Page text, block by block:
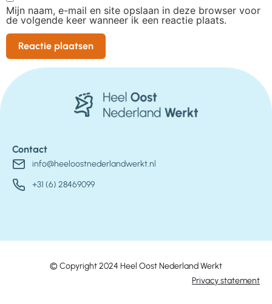
Mijn naam, e-mail en site opslaan in deze browser voor
de volgende keer wanneer ik een reactie plaats.
Contact
info@heeloostnederlandwerkt.nl
+31 (6) 28469099
© Copyright 2024 Heel Oost Nederland Werkt
Privacy statement